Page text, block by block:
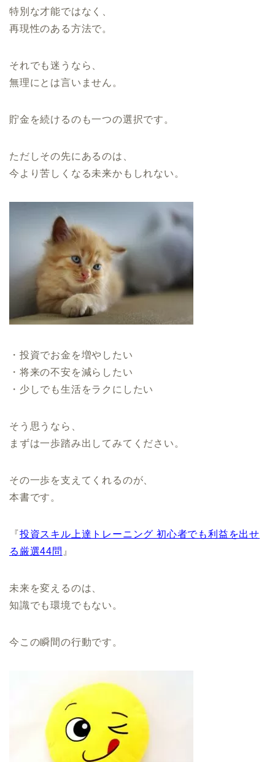
特別な才能ではなく、
再現性のある方法で。
それでも迷うなら、
無理にとは言いません。
貯金を続けるのも一つの選択です。
ただしその先にあるのは、
今より苦しくなる未来かもしれない。
・投資でお金を増やしたい
・将来の不安を減らしたい
・少しでも生活をラクにしたい
そう思うなら、
まずは一歩踏み出してみてください。
その一歩を支えてくれるのが、
本書です。
『投資スキル上達トレーニング 初心者でも利益を出せ
る厳選44問 』
未来を変えるのは、
知識でも環境でもない。
今この瞬間の行動です。